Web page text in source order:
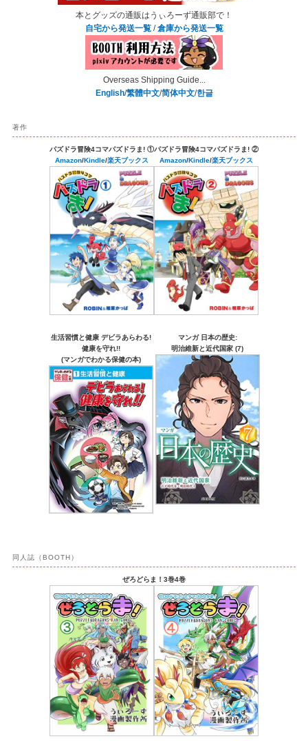
本とグッズの通販はうぃろーず通販部で！
自宅から発送一覧/倉庫から発送一覧
Overseas Shipping Guide...
English/繁體中文/简体中文/한글
著作
パズドラ冒険4コマパズドラま! ①
Amazon/Kindle/楽天ブックス
パズドラ冒険4コマパズドラま! ②
Amazon/Kindle/楽天ブックス
生活習慣と健康 デビラあらわる!
健康を守れ!!
(マンガでわかる保健の本)
マンガ 日本の歴史:
明治維新と近代国家 (7)
同人誌（BOOTH）
ぜろどらま！3巻4巻